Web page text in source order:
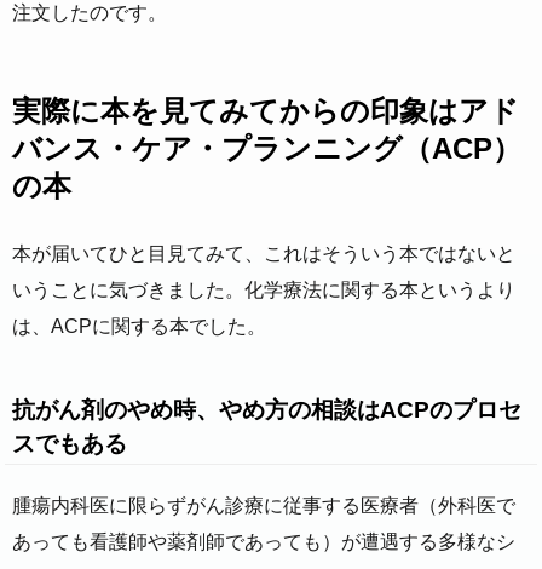
注文したのです。
実際に本を見てみてからの印象はアド
バンス・ケア・プランニング（ACP）
の本
本が届いてひと目見てみて、これはそういう本ではないと
いうことに気づきました。化学療法に関する本というより
は、ACPに関する本でした。
抗がん剤のやめ時、やめ方の相談はACPのプロセ
スでもある
腫瘍内科医に限らずがん診療に従事する医療者（外科医で
あっても看護師や薬剤師であっても）が遭遇する多様なシ